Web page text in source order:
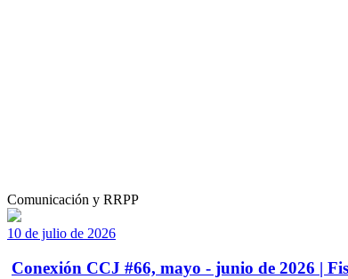
Comunicación y RRPP
10 de julio de 2026
Conexión CCJ #66, mayo - junio de 2026 |